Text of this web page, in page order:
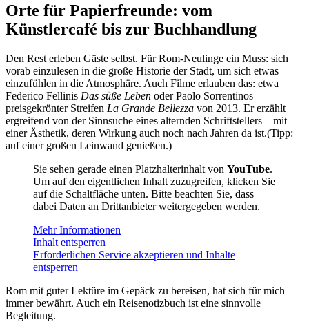
Orte für Papierfreunde: vom
Künstlercafé bis zur Buchhandlung
Den Rest erleben Gäste selbst. Für Rom-Neulinge ein Muss: sich
vorab einzulesen in die große Historie der Stadt, um sich etwas
einzufühlen in die Atmosphäre. Auch Filme erlauben das: etwa
Federico Fellinis Das süße Leben oder Paolo Sorrentinos
preisgekrönter Streifen La Grande Bellezza von 2013. Er erzählt
ergreifend von der Sinnsuche eines alternden Schriftstellers – mit
einer Ästhetik, deren Wirkung auch noch nach Jahren da ist.(Tipp:
auf einer großen Leinwand genießen.)
Sie sehen gerade einen Platzhalterinhalt von YouTube.
Um auf den eigentlichen Inhalt zuzugreifen, klicken Sie
auf die Schaltfläche unten. Bitte beachten Sie, dass
dabei Daten an Drittanbieter weitergegeben werden.
Mehr Informationen
Inhalt entsperren
Erforderlichen Service akzeptieren und Inhalte
entsperren
Rom mit guter Lektüre im Gepäck zu bereisen, hat sich für mich
immer bewährt. Auch ein Reisenotizbuch ist eine sinnvolle
Begleitung.